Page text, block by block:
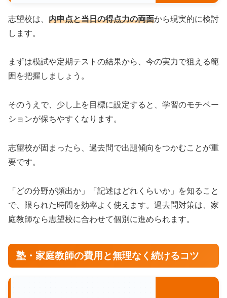
志望校は、 内申点と当日の得点力の両面から現実的に検討
します。
まずは模試や定期テストの結果から、今の実力で狙える範
囲を把握しましょう。
そのうえで、少し上を目標に設定すると、学習のモチベー
ションが保ちやすくなります。
志望校が固まったら、過去問で出題傾向をつかむことが重
要です。
「どの分野が頻出か」「記述はどれくらいか」を知ること
で、限られた時間を効率よく使えます。過去問対策は、家
庭教師なら志望校に合わせて個別に進められます。
塾・家庭教師の費用と無理なく続けるコツ